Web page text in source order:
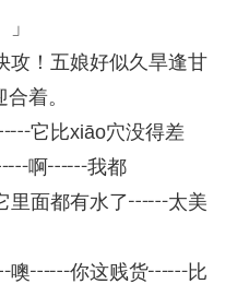
！五娘好似久旱逢甘
着。
比xiāo穴没得差
啊┅┅我都
面都有水了┅┅太美
噢┅┅你这贱货┅┅比